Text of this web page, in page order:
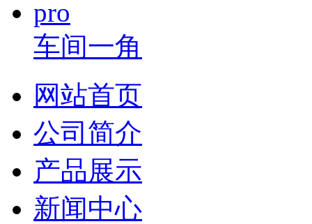
车间一角
网站首页
公司简介
产品展示
新闻中心